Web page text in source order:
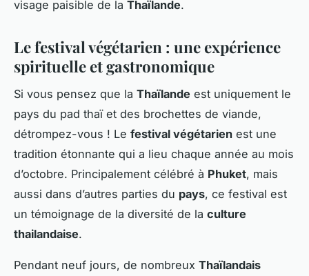
visage paisible de la Thaïlande.
Le festival végétarien : une expérience
spirituelle et gastronomique
Si vous pensez que la Thaïlande est uniquement le
pays du pad thaï et des brochettes de viande,
détrompez-vous ! Le festival végétarien est une
tradition étonnante qui a lieu chaque année au mois
d’octobre. Principalement célébré à Phuket, mais
aussi dans d’autres parties du pays, ce festival est
un témoignage de la diversité de la culture
thailandaise.
Pendant neuf jours, de nombreux Thaïlandais